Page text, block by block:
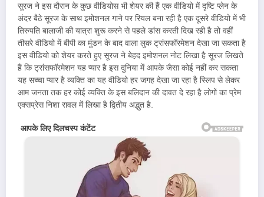
सूरज ने इस दौरान के कुछ वीडियोस भी शेयर की हैं एक वीडियो में दृष्टि प्लेन के
अंदर बैठे सूरज के साथ इमोशनल गाने पर रियल बना रही है एक दूसरे वीडियो में भी
तिरुपति बालाजी की यात्रा शुरू करने से पहले डांस करती दिख रही है तो वहीं
तीसरे वीडियो में बीपी का मुंडन के बाद वाला लुक ट्रांसफॉरमेशन देखा जा सकता है
इस वीडियो को शेयर करते हुए सूरज ने बेहद इमोशनल नोट लिखा है सूरज लिखते
हैं कि ट्रांसफॉरमेशन यह प्यार है इस दुनिया में आपके जैसा कोई नहीं कर सकता
यह सच्चा प्यार है व्यक्ति का यह वीडियो हर जगह देखा जा रहा है स्लिप से लेकर
आम जनता तक हर कोई व्यक्ति के इस बलिदान की दावत दे रहा है लोगों का प्रेम
एक्सप्रेस निशा रावल में लिखा है द्वितीय अद्भुत है.